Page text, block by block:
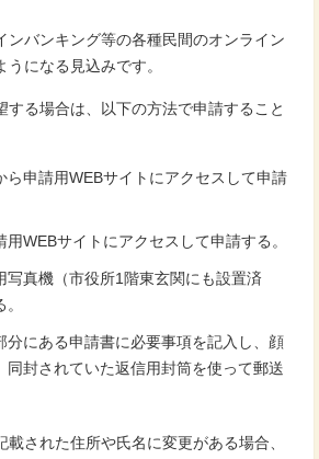
バンキング等の各種民間のオンライン
になる見込みです。
る場合は、以下の方法で申請すること
ら申請用WEBサイトにアクセスして申請
WEBサイトにアクセスして申請する。
写真機（市役所1階東玄関にも設置済
分にある申請書に必要事項を記入し、顔
同封されていた返信用封筒を使って郵送
された住所や氏名に変更がある場合、